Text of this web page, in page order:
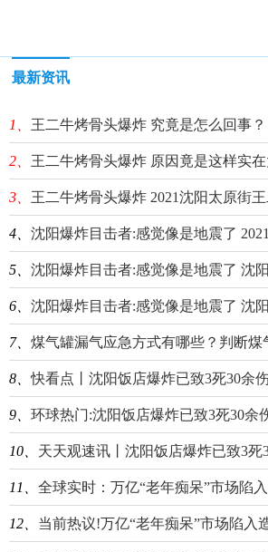
最新资讯
1、 王二牛烤骨头爆炸 究竟是怎么回事？
2、 王二牛烤骨头爆炸 原因竟是这样实在
3、 王二牛烤骨头爆炸 2021沈阳太原街王二牛烤骨头爆炸
4、 沈阳爆炸目击者:感觉像是地震了 2021沈阳爆炸伤亡事故
5、 沈阳爆炸目击者:感觉像是地震了 沈阳王二牛烤骨头
6、 沈阳爆炸目击者:感觉像是地震了 沈阳爆炸
7、 煤气罐漏气应急方式有哪些？判断煤气罐是
8、 快看点丨沈阳饭店爆炸已致3死30余
9、 环球热门:沈阳饭店爆炸已致3死30余伤 背
10、 天天观速讯丨沈阳饭店爆炸已致3死30余
11、 全球实时：万亿“老年痴呆”市场陷入造假疑
12、 当前热议!万亿“老年痴呆”市场陷入造假疑云